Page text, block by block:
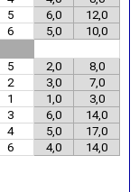
5 6,0
12,0
6 5,0 10,0
5 2,0
8,0
2 3,0
7,0
1 1,0
3,0
3 6,0
14,0
4 5,0
17,0
6 4,0 14,0